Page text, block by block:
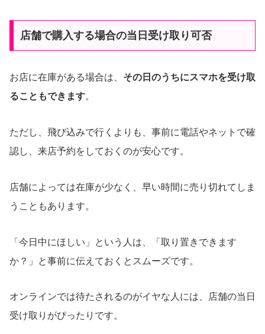
店舗で購入する場合の当日受け取り可否
お店に在庫がある場合は、 その日のうちにスマホを受け取
ることもできます。
ただし、飛び込みで行くよりも、事前に電話やネットで確
認し、来店予約をしておくのが安心です。
店舗によっては在庫が少なく、早い時間に売り切れてしま
うこともあります。
「今日中にほしい」という人は、「取り置きできます
か？」と事前に伝えておくとスムーズです。
オンラインでは待たされるのがイヤな人には、店舗の当日
受け取りがぴったりです。